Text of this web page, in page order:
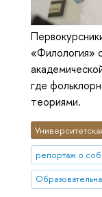
«Филология»
где
теориями.
репортаж о